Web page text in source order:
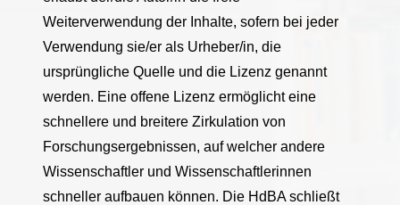
Weiterverwendung der Inhalte, sofern bei jeder
Verwendung sie/er als Urheber/in, die
ursprüngliche Quelle und die Lizenz genannt
werden. Eine offene Lizenz ermöglicht eine
schnellere und breitere Zirkulation von
Forschungsergebnissen, auf welcher andere
Wissenschaftler und Wissenschaftlerinnen
schneller aufbauen können. Die HdBA schließt